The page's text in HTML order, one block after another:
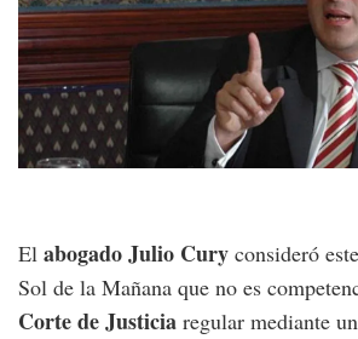
El abogado Julio Cury consideró
Sol de la Mañana que no es
Corte de Justicia regular mediante